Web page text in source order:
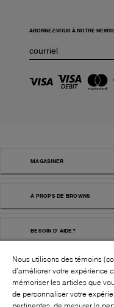
ABONNEZ-VOUS À NOTRE
MAGASINER
À PROPS DE BROWNS
BESOIN D' AIDE?
Nous utilisons des témoins
d’améliorer votre expérience
mémoriser les articles que
de personnaliser votre